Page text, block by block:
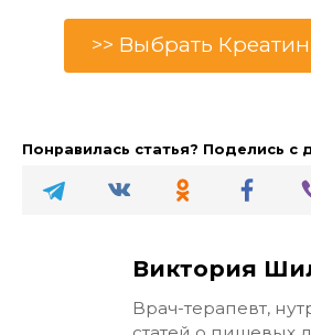
>> Выбрать
Понравилась статья? Поделись с
Виктория
Врач-терапевт,